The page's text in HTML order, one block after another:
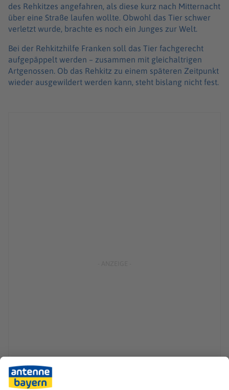
des Rehkitzes angefahren, als diese kurz nach Mitternacht
über eine Straße laufen wollte. Obwohl das Tier schwer
verletzt wurde, brachte es noch ein Junges zur Welt.
Bei der Rehkitzhilfe Franken soll das Tier fachgerecht
aufgepäppelt werden – zusammen mit gleichaltrigen
Artgenossen. Ob das Rehkitz zu einem späteren Zeitpunkt
wieder ausgewildert werden kann, steht bislang nicht fest.